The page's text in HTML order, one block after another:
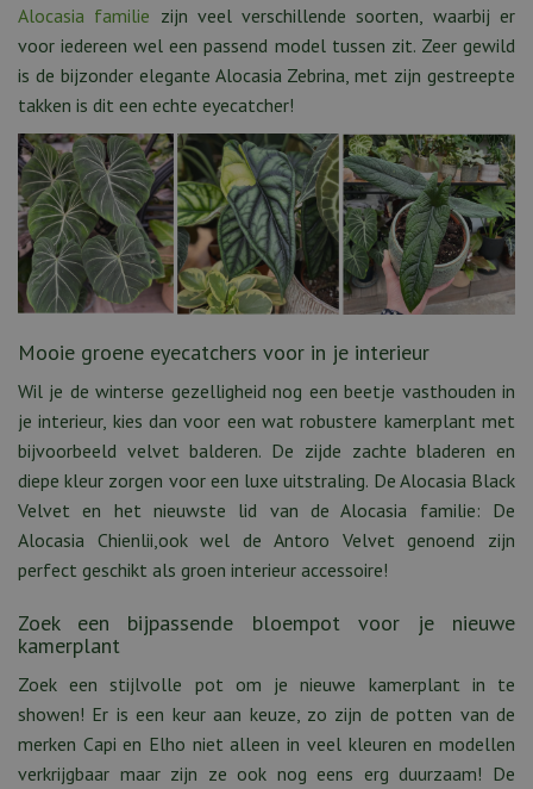
Alocasia familie zijn veel verschillende soorten, waarbij er
voor iedereen wel een passend model tussen zit. Zeer gewild
is de bijzonder elegante Alocasia Zebrina, met zijn gestreepte
takken is dit een echte eyecatcher!
Mooie groene eyecatchers voor in je interieur
Wil je de winterse gezelligheid nog een beetje vasthouden in
je interieur, kies dan voor een wat robustere kamerplant met
bijvoorbeeld velvet balderen. De zijde zachte bladeren en
diepe kleur zorgen voor een luxe uitstraling. De Alocasia Black
Velvet en het nieuwste lid van de Alocasia familie: De
Alocasia Chienlii,ook wel de Antoro Velvet genoend zijn
perfect geschikt als groen interieur accessoire!
Zoek een bijpassende bloempot voor je nieuwe
kamerplant
Zoek een stijlvolle pot om je nieuwe kamerplant in te
showen! Er is een keur aan keuze, zo zijn de potten van de
merken Capi en Elho niet alleen in veel kleuren en modellen
verkrijgbaar maar zijn ze ook nog eens erg duurzaam! De